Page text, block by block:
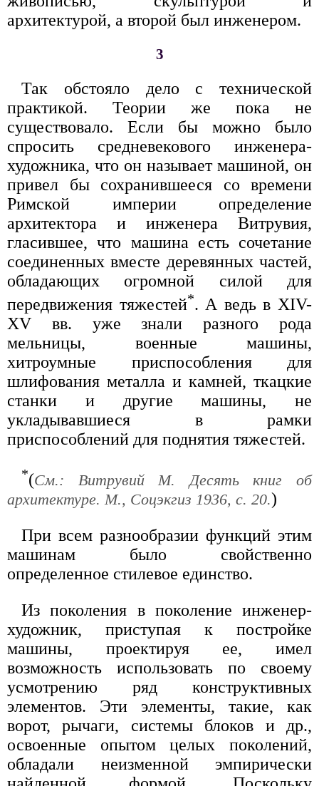
архитектурой, а второй был инженером.
3
Так обстояло дело с технической
практикой. Теории же пока не
существовало. Если бы можно было
спросить средневекового инженера-
художника, что он называет машиной, он
привел бы сохранившееся со времени
Римской империи определение
архитектора и инженера Витрувия,
гласившее, что машина есть сочетание
соединенных вместе деревянных частей,
обладающих огромной силой для
передвижения тяжестей*. А ведь в XIV-
XV вв. уже знали разного рода
мельницы, военные машины,
хитроумные приспособления для
шлифования металла и камней, ткацкие
станки и другие машины, не
укладывавшиеся в рамки
приспособлений для поднятия тяжестей.
*(См.: Витрувий М. Десять книг об
архитектуре. М., Соцэкгиз 1936, с. 20.)
При всем разнообразии функций этим
машинам было свойственно
определенное стилевое единство.
Из поколения в поколение инженер-
художник, приступая к постройке
машины, проектируя ее, имел
возможность использовать по своему
усмотрению ряд конструктивных
элементов. Эти элементы, такие, как
ворот, рычаги, системы блоков и др.,
освоенные опытом целых поколений,
обладали неизменной эмпирически